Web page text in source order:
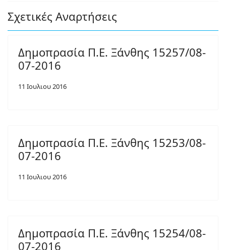
Σχετικές Αναρτήσεις
Δημοπρασία Π.Ε. Ξάνθης 15257/08-
07-2016
11 Ιουλιου 2016
Δημοπρασία Π.Ε. Ξάνθης 15253/08-
07-2016
11 Ιουλιου 2016
Δημοπρασία Π.Ε. Ξάνθης 15254/08-
07-2016